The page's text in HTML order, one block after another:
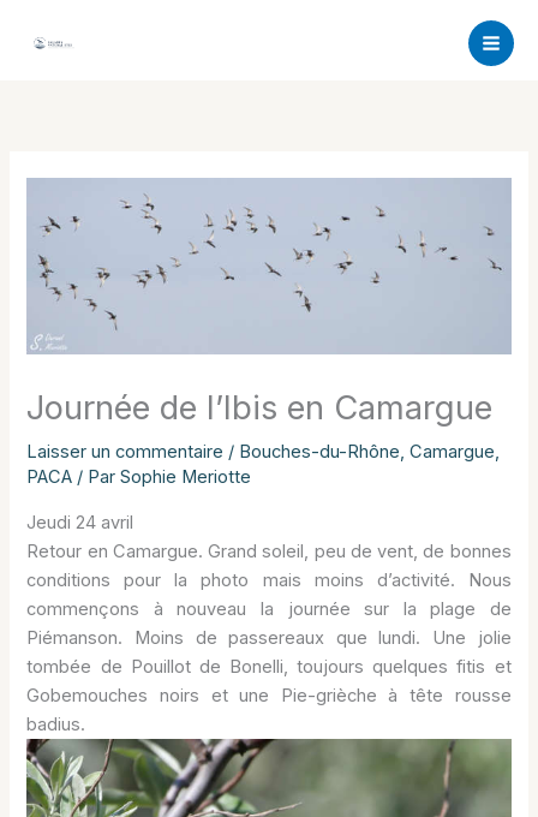
Journée de l’Ibis en Camargue
Laisser un commentaire / Bouches-du-Rhône,Camargue,
PACA / ParSophie Meriotte
Jeudi 24 avril
Retour en Camargue. Grand soleil, peu de vent, de bonnes
conditions pour la photo mais moins d’activité. Nous
commençons à nouveau la journée sur la plage de
Piémanson. Moins de passereaux que lundi. Une jolie
tombée de Pouillot de Bonelli, toujours quelques fitis et
Gobemouches noirs et une Pie-grièche à tête rousse
badius.